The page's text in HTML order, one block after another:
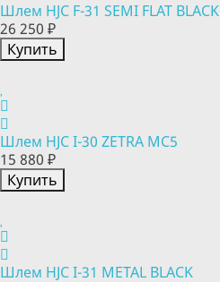
Шлем HJC F-31 SEMI FLAT BLACK
26 250 ₽
Купить
Шлем HJC I-30 ZETRA MC5
15 880 ₽
Купить
Шлем HJC I-31 METAL BLACK